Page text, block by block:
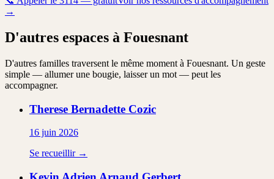
→
D'autres espaces à Fouesnant
D'autres familles traversent le même moment à Fouesnant. Un geste
simple — allumer une bougie, laisser un mot — peut les
accompagner.
Therese Bernadette Cozic
16 juin 2026
Se recueillir →